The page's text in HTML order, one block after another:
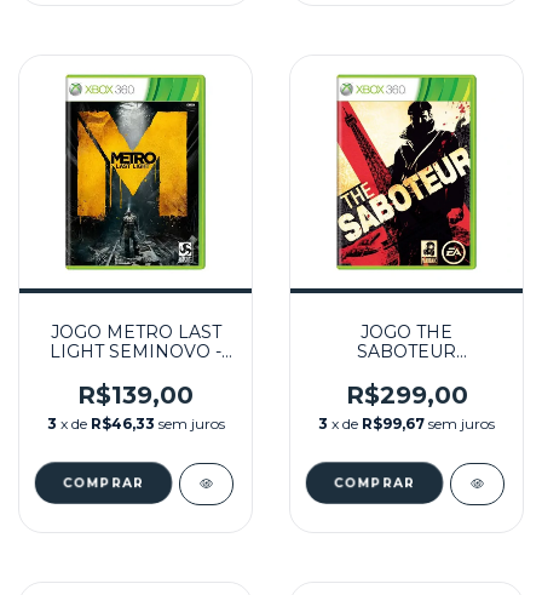
JOGO METRO LAST
LIGHT SEMINOVO -
R$139,00
3 x de R$46,33 sem juros
JOGO THE
SABOTEUR
360
R$299,00
3 x de R$99,67 sem juros